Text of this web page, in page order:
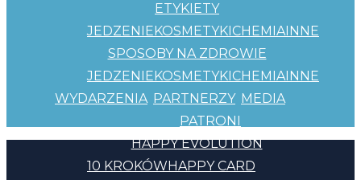
ETYKIETY
JEDZENIEKOSMETYKICHEMIAINNE
SPOSOBY NA ZDROWIE
JEDZENIEKOSMETYKICHEMIAINNE
WYDARZENIA PARTNERZY
PATRONI
MEDIA
HAPPY EVOLUTION
10 KROKÓWHAPPY CARD